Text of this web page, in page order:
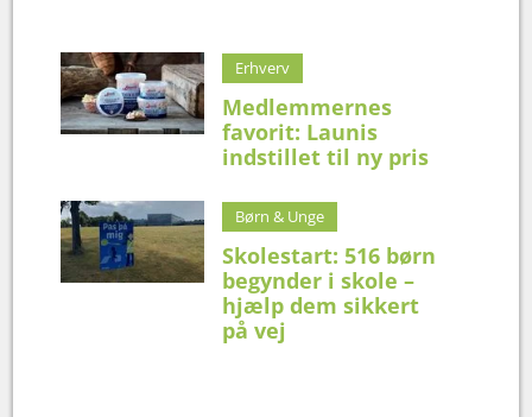
Erhverv
Medlemmernes
favorit: Launis
indstillet til ny pris
Børn & Unge
Skolestart: 516 børn
begynder i skole –
hjælp dem sikkert
på vej